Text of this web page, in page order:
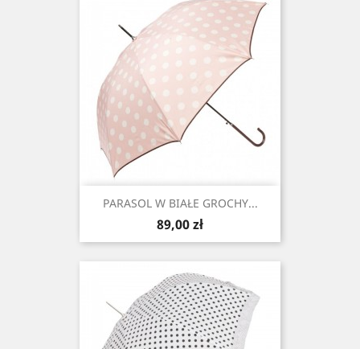
PARASOL W BIAŁE GROCHY...
Cena
89,00 zł